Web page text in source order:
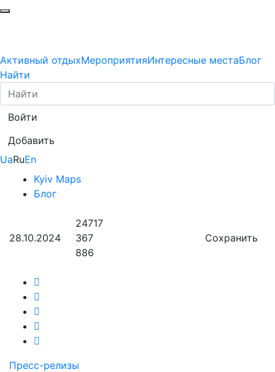
Активный отдыхМероприятияИнтересные местаБлог
Найти
Войти
Добавить
UaRuEn
Kyiv Maps
Блог
28.10.2024
24717
367
886
Сохранить
Пресс-релизы